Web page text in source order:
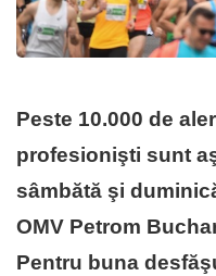
Peste 10.000 de
profesionişti sunt
sâmbătă şi
OMV Petrom
Pentru buna